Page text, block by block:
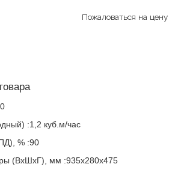
Пожаловаться на цену
:1,2 куб.м/час
% :90
(ВхШхГ), мм :935х280х475